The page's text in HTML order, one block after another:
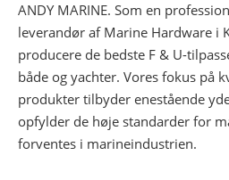
ANDY MARINE. Som en
leverandør af Marine Hardware i
producere de bedste F & U-
både og yachter. Vores fokus på
produkter tilbyder enestående
opfylder de høje standarder for
forventes i marineindustrien.